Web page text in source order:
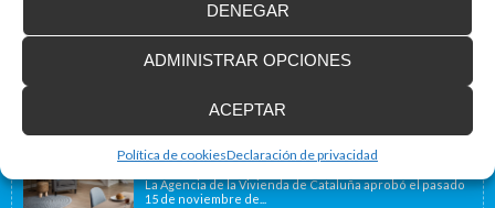
ACEPTAR
DENEGAR
ADMINISTRAR OPCIONES
Política de cookiesDeclaración de privacidad
Instalamos soluciones salvaescaleras para
personas con movilidad reducida, también en
Francia
instalación de ascensores, plataformas
elevadoras y dispositivos de accesibilidad
La Agencia de la Vivienda de Cataluña aprobó el pasado
15 de noviembre de...